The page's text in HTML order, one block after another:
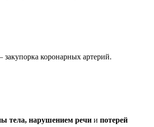
закупорка коронарных артерий.
тела, нарушением речи и потерей